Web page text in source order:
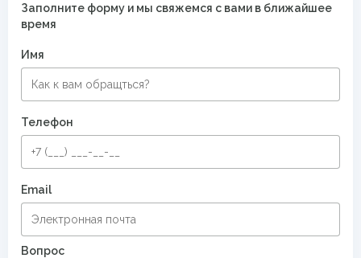
Заполните форму и мы свяжемся с вами в ближайшее
время
Имя
Телефон
Email
Вопрос